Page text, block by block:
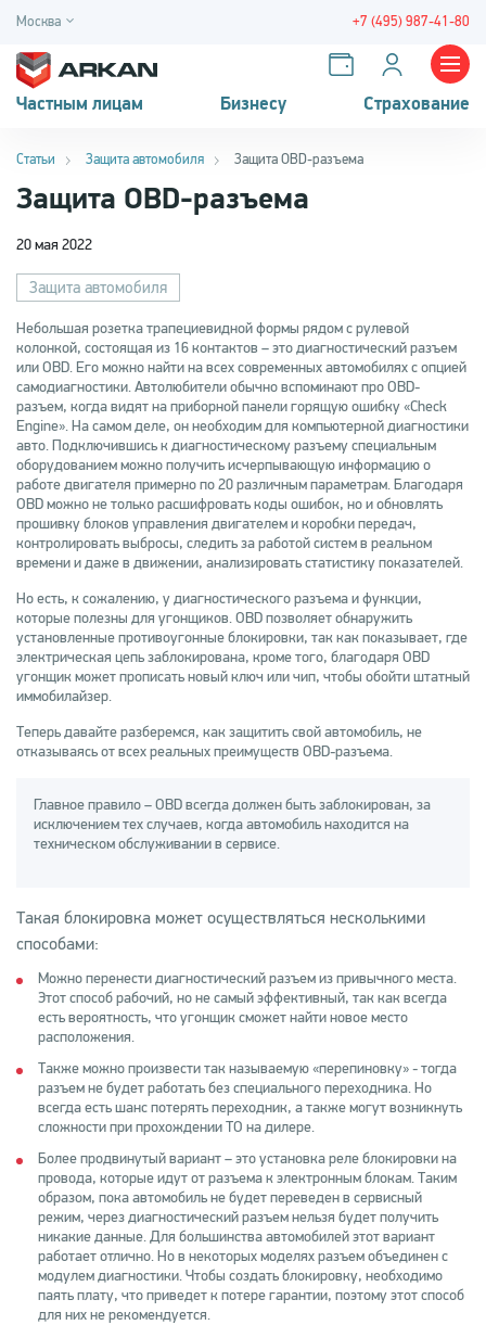
Москва +7 (495) 987-41-80
Частным лицам Бизнесу Страхование
Статьи Защита автомобиля Защита OBD-разъема
Защита OBD-разъема
20 мая 2022
Защита автомобиля
Небольшая розетка трапециевидной формы рядом с рулевой
колонкой, состоящая из 16 контактов – это диагностический разъем
или OBD. Его можно найти на всех современных автомобилях с опцией
самодиагностики. Автолюбители обычно вспоминают про OBD-
разъем, когда видят на приборной панели горящую ошибку «Check
Engine». На самом деле, он необходим для компьютерной диагностики
авто. Подключившись к диагностическому разъему специальным
оборудованием можно получить исчерпывающую информацию о
работе двигателя примерно по 20 различным параметрам. Благодаря
OBD можно не только расшифровать коды ошибок, но и обновлять
прошивку блоков управления двигателем и коробки передач,
контролировать выбросы, следить за работой систем в реальном
времени и даже в движении, анализировать статистику показателей.
Но есть, к сожалению, у диагностического разъема и функции,
которые полезны для угонщиков. OBD позволяет обнаружить
установленные противоугонные блокировки, так как показывает, где
электрическая цепь заблокирована, кроме того, благодаря OBD
угонщик может прописать новый ключ или чип, чтобы обойти штатный
иммобилайзер.
Теперь давайте разберемся, как защитить свой автомобиль, не
отказываясь от всех реальных преимуществ OBD-разъема.
Главное правило – OBD всегда должен быть заблокирован, за
исключением тех случаев, когда автомобиль находится на
техническом обслуживании в сервисе.
Такая блокировка может осуществляться несколькими
способами:
Можно перенести диагностический разъем из привычного места.
Этот способ рабочий, но не самый эффективный, так как всегда
есть вероятность, что угонщик сможет найти новое место
расположения.
Также можно произвести так называемую «перепиновку» - тогда
разъем не будет работать без специального переходника. Но
всегда есть шанс потерять переходник, а также могут возникнуть
сложности при прохождении ТО на дилере.
Более продвинутый вариант – это установка реле блокировки на
провода, которые идут от разъема к электронным блокам. Таким
образом, пока автомобиль не будет переведен в сервисный
режим, через диагностический разъем нельзя будет получить
никакие данные. Для большинства автомобилей этот вариант
работает отлично. Но в некоторых моделях разъем объединен с
модулем диагностики. Чтобы создать блокировку, необходимо
паять плату, что приведет к потере гарантии, поэтому этот способ
для них не рекомендуется.